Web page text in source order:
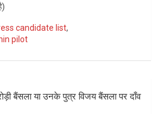
candidate list,
pilot
बैंसला या उनके पुत्र विजय बैंसला पर दाँव